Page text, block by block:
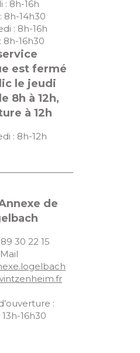
: 8h-16h
8h-14h30
: 8h-16h
8h-16h30
est fermé
le jeudi
8h à 12h,
à 12h
: 8h-12h
de
30 22 15
Mail
:
16h30